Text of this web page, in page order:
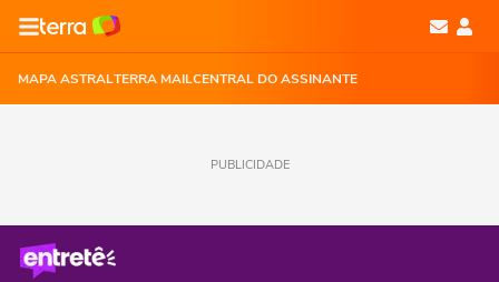
MAPA ASTRALTERRA MAILCENTRAL DO ASSINANTE
PUBLICIDADE